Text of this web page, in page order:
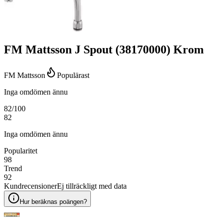
FM Mattsson J Spout (38170000) Krom
FM Mattsson
Populärast
Inga omdömen ännu
82/100
82
Inga omdömen ännu
Popularitet
98
Trend
92
KundrecensionerEj tillräckligt med data
Hur beräknas poängen?